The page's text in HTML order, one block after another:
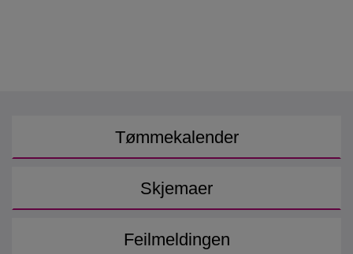
Tømmekalender
Skjemaer
Feilmeldingen